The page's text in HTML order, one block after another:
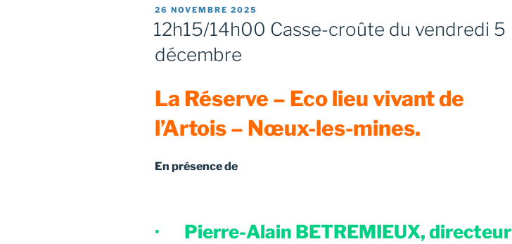
PUBLIÉ
LE
26 NOVEMBRE 2025
12h15/14h00 Casse-croûte du vendredi 5
décembre
La Réserve – Eco lieu vivant de
l’Artois – Nœux-les-mines.
En présence de
· Pierre-Alain BETREMIEUX, directeur